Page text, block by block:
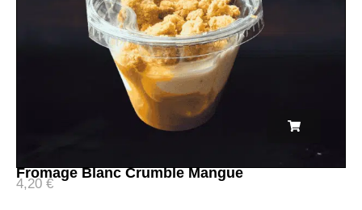
Fromage Blanc Crumble Mangue
4,20 €